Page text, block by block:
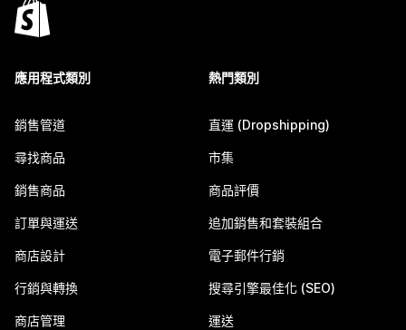
應用程式類別
銷售管道
尋找商品
銷售商品
訂單與運送
商店設計
行銷與轉換
商店管理
熱門類別
直運 (Dropshipping)
市集
商品評價
追加銷售和套裝組合
電子郵件行銷
搜尋引擎最佳化 (SEO)
運送